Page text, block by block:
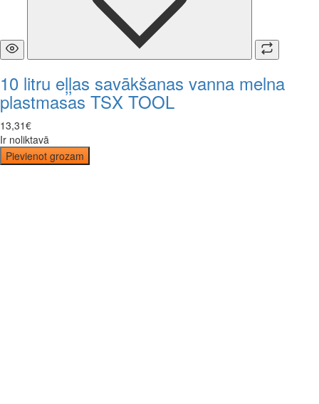
10 litru eļļas savākšanas vanna melna
plastmasas TSX TOOL
13,31€
Ir noliktavā
Pievienot grozam